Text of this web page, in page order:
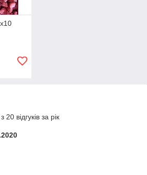
відгуків за рік